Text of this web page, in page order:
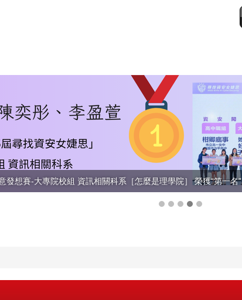
發想賽-大專院校組 資訊相關科系［怎麼是理學院］ 榮獲“第一名”